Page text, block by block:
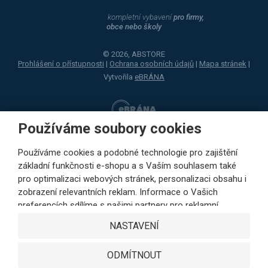
Používáme soubory cookies
Používáme cookies a podobné technologie pro zajištění
základní funkčnosti e-shopu a s Vaším souhlasem také
pro optimalizaci webových stránek, personalizaci obsahu i
zobrazení relevantních reklam. Informace o Vašich
preferencích sdílíme s našimi partnery pro reklamní,
sociální sítě i podrobné analýzy pouze s Vaším souhlasem.
Partneři mohou tyto údaje v rámci personalizace reklamy
využívání jejich služeb. Kliknutím na tlačítko SOUHLASÍM
NASTAVENÍ
ODMÍTNOUT
kompletní vybavenípro firmy,
obce nebo školy
© 2026, ABSTORE
Prohlášení o přístupnosti | Ochrana osobních údajů | Mapa stránek |
Vytvořila eBRÁNA